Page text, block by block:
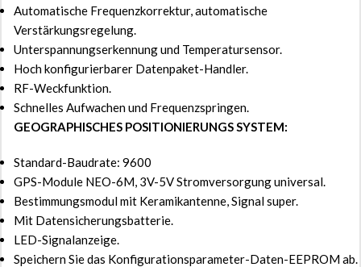
Automatische Frequenzkorrektur, automatische
Verstärkungsregelung.
Unterspannungserkennung und Temperatursensor.
Hoch konfigurierbarer Datenpaket-Handler.
RF-Weckfunktion.
Schnelles Aufwachen und Frequenzspringen.
GEOGRAPHISCHES POSITIONIERUNGS SYSTEM:
Standard-Baudrate: 9600
GPS-Module NEO-6M, 3V-5V Stromversorgung universal.
Bestimmungsmodul mit Keramikantenne, Signal super.
Mit Datensicherungsbatterie.
LED-Signalanzeige.
Speichern Sie das Konfigurationsparameter-Daten-EEPROM ab.